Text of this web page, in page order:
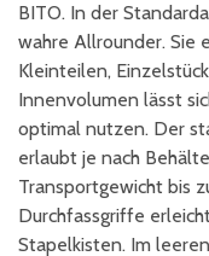
BITO. In der
wahre Allrounder. Sie
Kleinteilen,
Innenvolumen lässt
optimal nutzen. Der
erlaubt je nach
Transportgewicht bis
Durchfassgriffe
Stapelkisten. Im